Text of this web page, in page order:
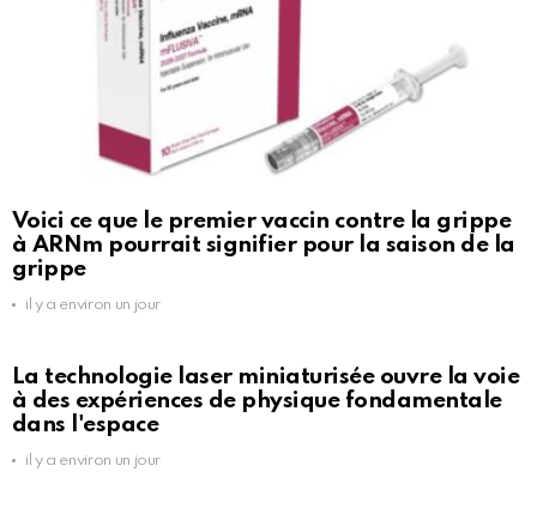
Voici ce que le premier vaccin contre la grippe
à ARNm pourrait signifier pour la saison de la
grippe
il y a environ un jour
La technologie laser miniaturisée ouvre la voie
à des expériences de physique fondamentale
dans l'espace
il y a environ un jour